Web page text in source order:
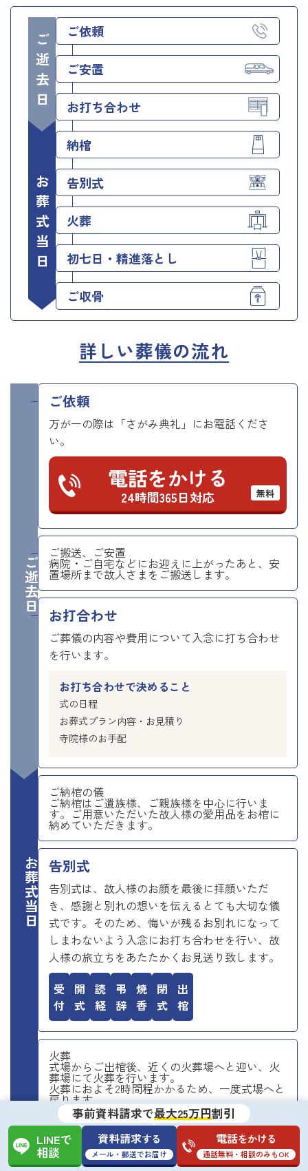
ご逝去日 ご依頼
ご安置
お打ち合わせ
お葬式当日
納棺
告別式
火葬
初七日・精進落とし
ご収骨
詳しい葬儀の流れ
ご逝去日
ご依頼
万が一の際は「さがみ典礼」にお電話くださ
い。
電話をかける
24時間365日対応 無料
ご搬送、ご安置
病院・ご自宅などにお迎えに上がったあと、安
置場所まで故人さまをご搬送します。
お打合わせ
ご葬儀の内容や費用について入念に打ち合わせ
を行います。
お打ち合わせで決めること
式の日程
お葬式プラン内容・お見積り
寺院様のお手配
お葬式当日
ご納棺の儀
ご納棺はご遺族様、ご親族様を中心に行いま
す。ご用意いただいた故人様の愛用品をお棺に
納めていただきます。
告別式
告別式は、故人様のお顔を最後に拝顔いただ
き、感謝と別れの想いを伝えるとても大切な儀
式です。そのため、悔いが残るお別れになって
しまわないよう入念にお打ち合わせを行い、故
人様の旅立ちをあたたかくお見送り致します。
受付 開式 読経 弔辞 焼香 閉式 出棺
火葬
式場からご出棺後、近くの火葬場へと迎い、火
葬場にて火葬を行います。
火葬におよそ2時間程かかるため、一度式場へと
戻ります。
初七日・精進落とし
火葬を待つ間、式場にて初七日法要を行いま
す。
事前資料請求で最大25万円割引
LINEで
相談
資料請求する
メール・郵送でお届け
電話をかける
通話無料・相談のみもOK